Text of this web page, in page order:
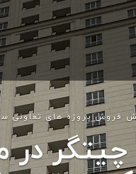
فروش پروژه های تعاونی
در